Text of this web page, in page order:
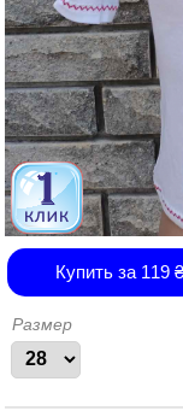
Купить за 119₴
Размер